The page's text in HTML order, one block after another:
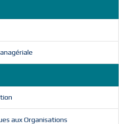
aux Organisations